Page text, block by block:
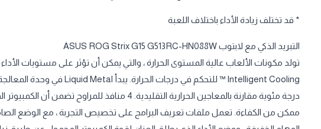
* قد تختلف زيادة الأداء باختلاف اللعبة
التبريد الذكي مع لابتوب ASUS ROG Strix G15 G513RC-HN088W
درجة مئوية مقارنة بالمعاجين الحرارية التقليدية. 4
ممكن من الكفاءة. تعمل ملفات تعريف البرامج على تخصيص التجربة ، مع الوضع